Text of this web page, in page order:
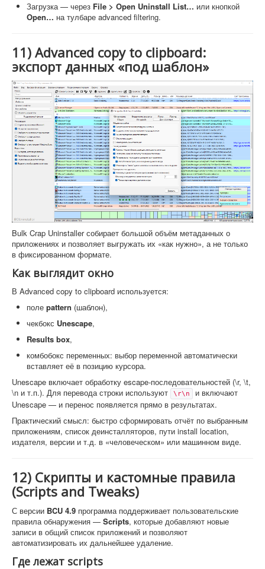
Загрузка — через File > Open Uninstall List… или кнопкой
Open… на тулбаре advanced filtering.
11) Advanced copy to clipboard:
экспорт данных «под шаблон»
Bulk Crap Uninstaller собирает большой объём метаданных о
приложениях и позволяет выгружать их «как нужно», а не только
в фиксированном формате.
Как выглядит окно
В Advanced copy to clipboard используется:
поле pattern (шаблон),
чекбокс Unescape,
Results box,
комбобокс переменных: выбор переменной автоматически
вставляет её в позицию курсора.
Unescape включает обработку escape-последовательностей (\r, \t,
\n и т.п.). Для перевода строки используют
\r\n
и включают
Unescape — и перенос появляется прямо в результатах.
Практический смысл: быстро сформировать отчёт по выбранным
приложениям, список деинсталляторов, пути install location,
издателя, версии и т.д. в «человеческом» или машинном виде.
12) Скрипты и кастомные правила
(Scripts and Tweaks)
С версии BCU 4.9 программа поддерживает пользовательские
правила обнаружения — Scripts, которые добавляют новые
записи в общий список приложений и позволяют
автоматизировать их дальнейшее удаление.
Где лежат scripts